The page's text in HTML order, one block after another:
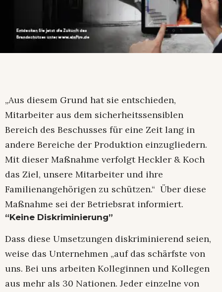
„Aus diesem Grund hat sie entschieden,
Mitarbeiter aus dem sicherheitssensiblen
Bereich des Beschusses für eine Zeit lang in
andere Bereiche der Produktion einzugliedern.
Mit dieser Maßnahme verfolgt Heckler & Koch
das Ziel, unsere Mitarbeiter und ihre
Familienangehörigen zu schützen.“ Über diese
Maßnahme sei der Betriebsrat informiert.
“Keine Diskriminierung”
Dass diese Umsetzungen diskriminierend seien,
weise das Unternehmen „auf das schärfste von
uns. Bei uns arbeiten Kolleginnen und Kollegen
aus mehr als 30 Nationen. Jeder einzelne von